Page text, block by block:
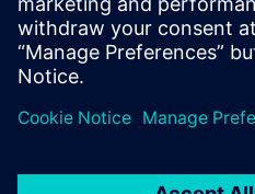
документації?